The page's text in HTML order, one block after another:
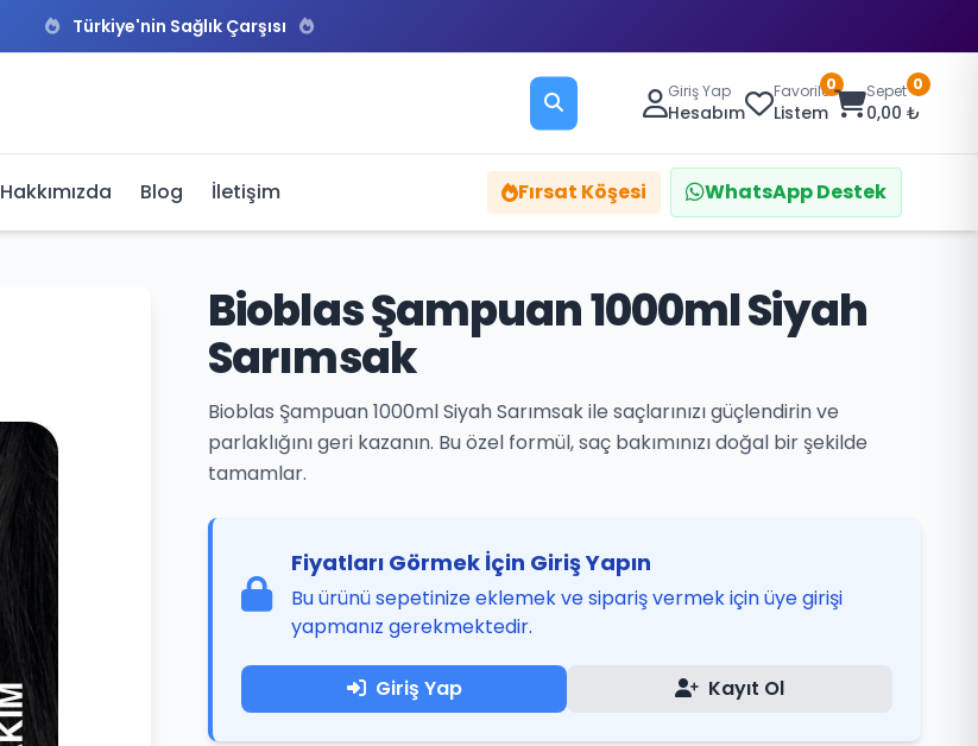
Türkiye'nin Sağlık Çarşısı
Giriş Yap
Hesabım
Favoriler
Listem
0 Sepet
0,00 ₺
0
Hakkımızda Blog İletişim Fırsat Köşesi WhatsApp Destek
Bioblas Şampuan 1000ml Siyah
Sarımsak
Bioblas Şampuan 1000ml Siyah Sarımsak ile saçlarınızı güçlendirin ve
parlaklığını geri kazanın. Bu özel formül, saç bakımınızı doğal bir şekilde
tamamlar.
Fiyatları Görmek İçin Giriş Yapın
Bu ürünü sepetinize eklemek ve sipariş vermek için üye girişi
yapmanız gerekmektedir.
Giriş Yap Kayıt Ol